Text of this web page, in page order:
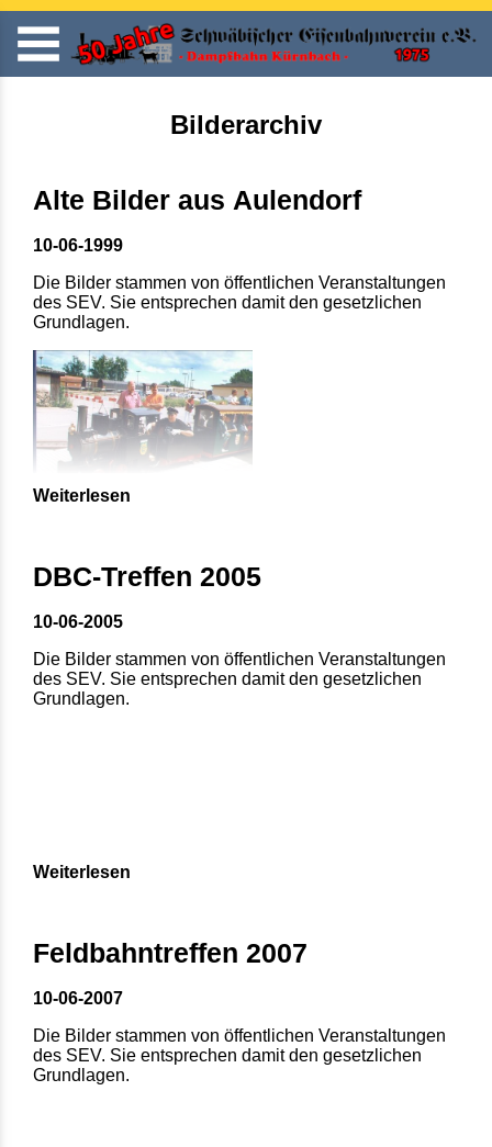
Bilderarchiv
Alte Bilder aus Aulendorf
10-06-1999
Die Bilder stammen von öffentlichen Veranstaltungen
des SEV. Sie entsprechen damit den gesetzlichen
Grundlagen.
Weiterlesen
DBC-Treffen 2005
10-06-2005
Die Bilder stammen von öffentlichen Veranstaltungen
des SEV. Sie entsprechen damit den gesetzlichen
Grundlagen.
Weiterlesen
Feldbahntreffen 2007
10-06-2007
Die Bilder stammen von öffentlichen Veranstaltungen
des SEV. Sie entsprechen damit den gesetzlichen
Grundlagen.